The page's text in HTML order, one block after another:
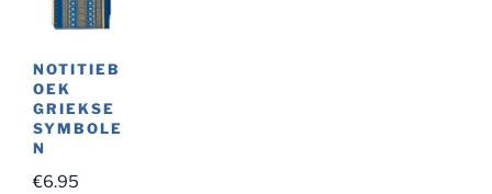
NOTITIEB
OEK
GRIEKSE
SYMBOLE
N
€6.95